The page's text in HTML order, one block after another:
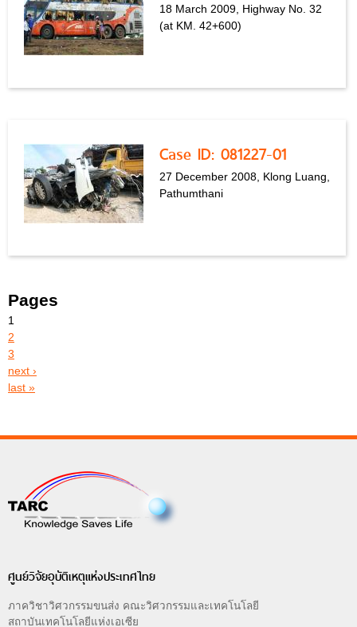
18 March 2009, Highway No. 32
(at KM. 42+600)
Case ID: 081227-01
27 December 2008, Klong Luang,
Pathumthani
Pages
1
2
3
next ›
last »
ศูนย์วิจัยอุบัติเหตุแห่งประเทศไทย
ภาควิชาวิศวกรรมขนส่ง คณะวิศวกรรมและเทคโนโลยี
สถาบันเทคโนโลยีแห่งเอเซีย